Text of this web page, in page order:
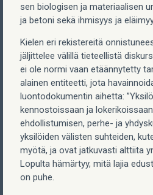
sen biologisen ja materiaalisen
ja betoni sekä ihmisyys ja
Kielen eri rekistereitä
jäljittelee välillä tieteellistä
ei ole normi vaan etäännytetty
alainen entiteetti, jota
luontodokumentin aihetta:
kennostoissaan ja
ehdollistumisen, perhe- ja
yksilöiden välisten suhteiden,
myötä, ja ovat jatkuvasti alttiita
Lopulta hämärtyy, mitä lajia
on puhe.